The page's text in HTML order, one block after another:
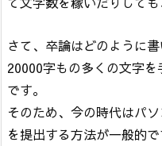
さて、卒論はどのように書
20000字もの多くの文字
です。
そのため、今の時代はパ
を提出する方法が一般的で